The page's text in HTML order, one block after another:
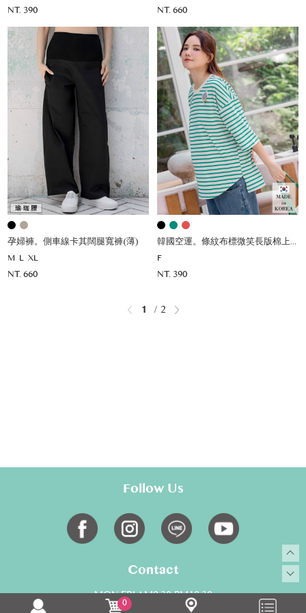
NT. 390 NT. 660
孕婦褲。側車線卡其闊腿寬褲(薄)
M L XL
NT. 660
韓國空運。條紋布標微笑長版棉上衣
F
NT. 390
1 2
Follow Us
Contact
MON-FRI AM9:30-PM18:30
0